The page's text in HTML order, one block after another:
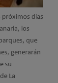
próximos días
los
que
generarán
su
La